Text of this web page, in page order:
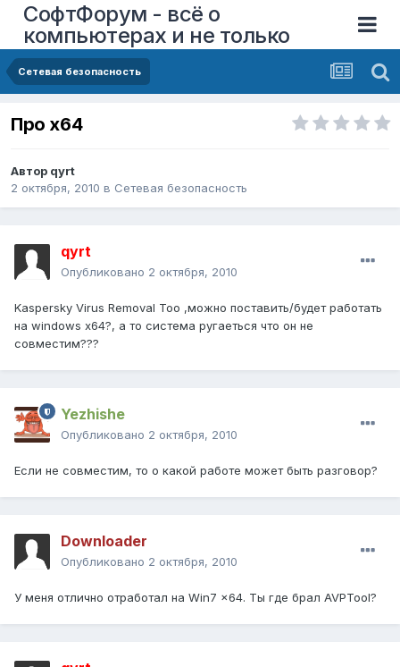
СофтФорум - всё о
компьютерах и не только
Сетевая безопасность
Про x64
Автор qyrt
2 октября, 2010 в Сетевая безопасность
qyrt
Опубликовано 2 октября, 2010
Kaspersky Virus Removal Too ,можно поставить/будет работать
на windows x64?, а то система ругаеться что он не
совместим???
Yezhishe
Опубликовано 2 октября, 2010
Если не совместим, то о какой работе может быть разговор?
Downloader
Опубликовано 2 октября, 2010
У меня отлично отработал на Win7 x64. Ты где брал AVPTool?